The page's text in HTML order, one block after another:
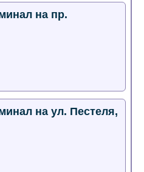
на пр.
на ул. Пестеля,